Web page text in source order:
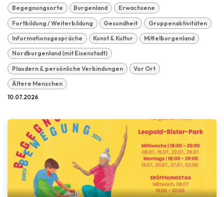
Begegnungsorte Burgenland Erwachsene
Fortbildung / Weiterbildung Gesundheit Gruppenaktivitäten
Informationsgespräche Kunst & Kultur Mittelburgenland
Nordburgenland (mit Eisenstadt)
Plaudern & persönliche Verbindungen Vor Ort
Ältere Menschen
10.07.2026